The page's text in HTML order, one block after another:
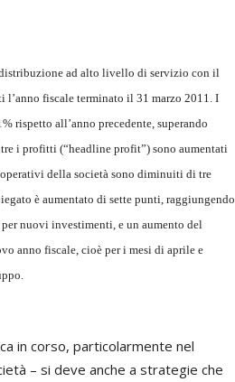
ad alto livello di servizio con il
fiscale terminato il 31 marzo 2011. I
rispetto all’anno precedente, superando
i profitti (“headline profit”) sono aumentati
della società sono diminuiti di tre
è aumentato di sette punti, raggiungendo
nuovi investimenti, e un aumento del
anno fiscale, cioè per i mesi di aprile e
in corso, particolarmente nel
– si deve anche a strategie che